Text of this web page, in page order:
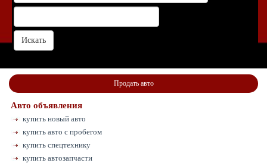
Продать авто
Авто объявления
купить новый авто
купить авто с пробегом
купить спецтехнику
купить автозапчасти